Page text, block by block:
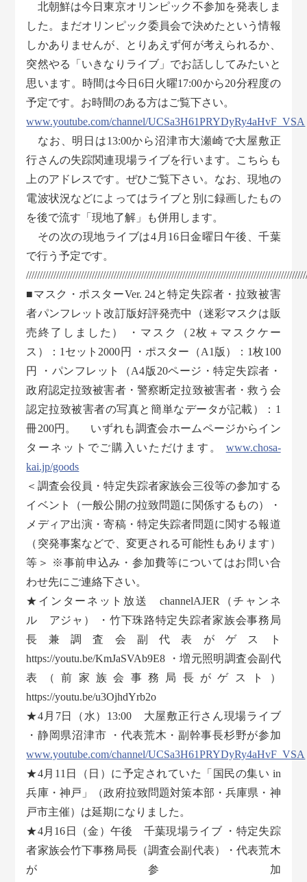
北朝鮮は今日東京オリンピック不参加を発表しま
した。まだオリンピック委員会で決めたという情報
しかありませんが、とりあえず何が考えられるか、
突然やる「いきなりライブ」でお話ししてみたいと
思います。時間は今日6日火曜17:00から20分程度の
予定です。お時間のある方はご覧下さい。
www.youtube.com/channel/UCSa3H61PRYDyRy4aHvF_VSA
なお、明日は13:00から沼津市大瀬崎で大屋敷正
行さんの失踪関連現場ライブを行います。こちらも
上のアドレスです。ぜひご覧下さい。なお、現地の
電波状況などによってはライブと別に録画したもの
を後で流す「現地了解」も併用します。
その次の現地ライブは4月16日金曜日午後、千葉
で行う予定です。
■マスク・ポスターVer. 24と特定失踪者・拉致被害
者パンフレット改訂版好評発売中（迷彩マスクは販
売終了しました） ・マスク（2枚＋マスクケー
ス）：1セット2000円 ・ポスター（A1版）：1枚100
円 ・パンフレット（A4版20ページ・特定失踪者・
政府認定拉致被害者・警察断定拉致被害者・救う会
認定拉致被害者の写真と簡単なデータが記載）：1
冊200円。 いずれも調査会ホームページからイン
ターネットでご購入いただけます。 www.chosa-
kai.jp/goods
＜調査会役員・特定失踪者家族会三役等の参加する
イベント（一般公開の拉致問題に関係するもの）・
メディア出演・寄稿・特定失踪者問題に関する報道
（突発事案などで、変更される可能性もあります）
等＞ ※事前申込み・参加費等についてはお問い合
わせ先にご連絡下さい。
★インターネット放送 channelAJER（チャンネ
ル アジャ） ・竹下珠路特定失踪者家族会事務局
長兼調査会副代表がゲスト
https://youtu.be/KmJaSVAb9E8 ・増元照明調査会副代
表（前家族会事務局長がゲスト）
https://youtu.be/u3OjhdYrb2o
★4月7日（水）13:00 大屋敷正行さん現場ライブ
・静岡県沼津市 ・代表荒木・副幹事長杉野が参加
www.youtube.com/channel/UCSa3H61PRYDyRy4aHvF_VSA
★4月11日（日）に予定されていた「国民の集い in
兵庫・神戸」（政府拉致問題対策本部・兵庫県・神
戸市主催）は延期になりました。
★4月16日（金）午後 千葉現場ライブ ・特定失踪
者家族会竹下事務局長（調査会副代表）・代表荒木
が参加